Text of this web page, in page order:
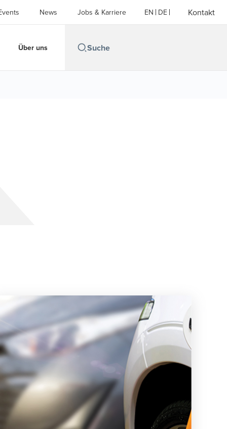
News Jobs & Karriere EN DE Kontakt
Über uns